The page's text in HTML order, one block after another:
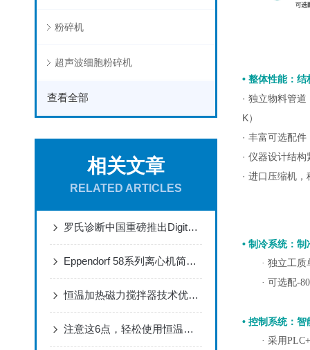
粉碎机
超声波细胞粉碎机
查看全部
相关文章
RELATED ARTICLES
罗氏诊断中国重磅推出Digital LightCycler系统
Eppendorf 58系列离心机简要操作说明
恒温加热磁力搅拌器技术优势分析
注意这6点，轻松使用恒温培养摇床
• 整体性能：
· 独立物料管道
K）
· 丰富可选配
· 仪器设计结
· 进口压缩机
• 制冷系统：
· 独立工
· 可选配-
• 控制系统：
· 采用